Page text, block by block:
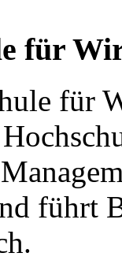
für
für
führt